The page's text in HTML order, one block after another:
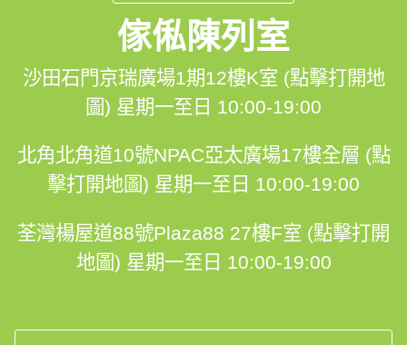
聯絡我們:
📲 whatsapp : 94253548
一鍵切換: https://wa.me/85294253548
傢俬陳列室
沙田石門京瑞廣場1期12樓K室 (點擊打開地
圖) 星期一至日 10:00-19:00
北角北角道10號NPAC亞太廣場17樓全層 (點
擊打開地圖) 星期一至日 10:00-19:00
荃灣楊屋道88號Plaza88 27樓F室 (點擊打開
地圖) 星期一至日 10:00-19:00